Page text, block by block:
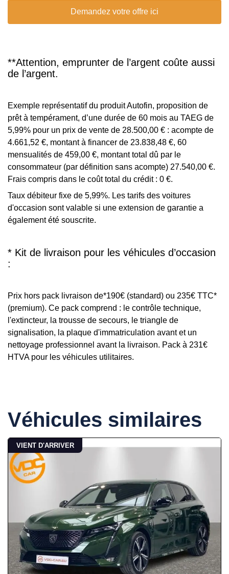
Demandez votre offre ici
**Attention, emprunter de l’argent coûte aussi
de l’argent.
Exemple représentatif du produit Autofin, proposition de
prêt à tempérament, d’une durée de 60 mois au TAEG de
5,99% pour un prix de vente de 28.500,00 € : acompte de
4.661,52 €, montant à financer de 23.838,48 €, 60
mensualités de 459,00 €, montant total dû par le
consommateur (par définition sans acompte) 27.540,00 €.
Frais compris dans le coût total du crédit : 0 €.
Taux débiteur fixe de 5,99%. Les tarifs des voitures
d'occasion sont valable si une extension de garantie a
également été souscrite.
* Kit de livraison pour les véhicules d’occasion
:
Prix hors pack livraison de*190€ (standard) ou 235€ TTC*
(premium). Ce pack comprend : le contrôle technique,
l'extincteur, la trousse de secours, le triangle de
signalisation, la plaque d'immatriculation avant et un
nettoyage professionnel avant la livraison. Pack à 231€
HTVA pour les véhicules utilitaires.
Véhicules similaires
VIENT D'ARRIVER